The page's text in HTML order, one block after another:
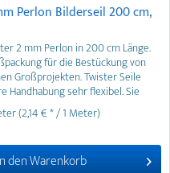
Perlon Bilderseil 200 cm,
2 mm Perlon in 200 cm Länge.
für die Bestückung von
Großprojekten. Twister Seile
Handhabung sehr flexibel. Sie
an jeder Stelle der Galerieschiene
Für eine perfekte
Bilderrahmen an
(2,14 € * / 1 Meter)
denWarenkorb